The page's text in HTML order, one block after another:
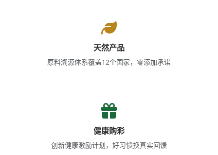
天然产品
原料溯源体系覆盖12个国家，零添加承诺
健康购彩
创新健康激励计划，好习惯换真实回馈